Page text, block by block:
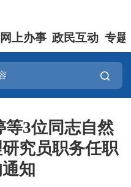
网上办事 政民互动 专题
等3位同志自然
究员职务任职
知